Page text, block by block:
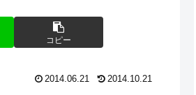
コピー
2014.06.21 2014.10.21